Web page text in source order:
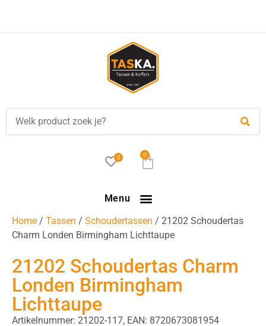
verzending in NL vanaf €35,-!
0 0
Menu
Home / Tassen / Schoudertassen / 21202 Schoudertas
Charm Londen Birmingham Lichttaupe
21202 Schoudertas Charm
Londen Birmingham
Lichttaupe
Artikelnummer: 21202-117, EAN: 8720673081954